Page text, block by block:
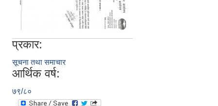
प्रकार:
सूचना तथा समाचार
आर्थिक वर्ष:
७९/८०